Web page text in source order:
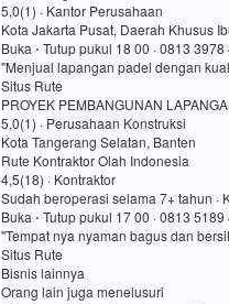
5,0(1) · Kantor Perusahaan
Kota Jakarta Pusat, Daerah Khusus
Buka ⋅ Tutup pukul 18 00 · 0813 3978
"Menjual lapangan padel dengan
Situs Rute
PROYEK PEMBANGUNAN
5,0(1) · Perusahaan Konstruksi
Kota Tangerang Selatan, Banten
Rute Kontraktor Olah Indonesia
4,5(18) · Kontraktor
Sudah beroperasi selama 7+ tahun ·
Buka ⋅ Tutup pukul 17 00 · 0813 5189
"Tempat nya nyaman bagus dan
Situs Rute
Bisnis lainnya
Orang lain juga menelusuri